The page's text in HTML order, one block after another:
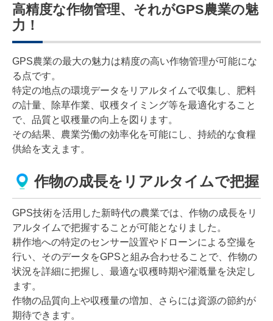
高精度な作物管理、それがGPS農業の魅
力！
GPS農業の最大の魅力は精度の高い作物管理が可能にな
る点です。
特定の地点の環境データをリアルタイムで収集し、肥料
の計量、除草作業、収穫タイミング等を最適化すること
で、品質と収穫量の向上を図ります。
その結果、農業労働の効率化を可能にし、持続的な食糧
供給を支えます。
作物の成長をリアルタイムで把握
GPS技術を活用した新時代の農業では、作物の成長をリ
アルタイムで把握することが可能となりました。
耕作地への特定のセンサー設置やドローンによる空撮を
行い、そのデータをGPSと組み合わせることで、作物の
状況を詳細に把握し、最適な収穫時期や灌漑量を決定し
ます。
作物の品質向上や収穫量の増加、さらには資源の節約が
期待できます。